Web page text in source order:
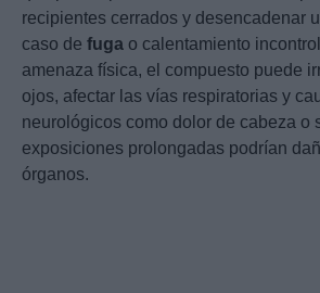
recipientes cerrados y desencadenar
caso de fuga o calentamiento
amenaza física, el compuesto puede
ojos, afectar las vías respiratorias y
neurológicos como dolor de cabeza o
exposiciones prolongadas podrían
órganos.